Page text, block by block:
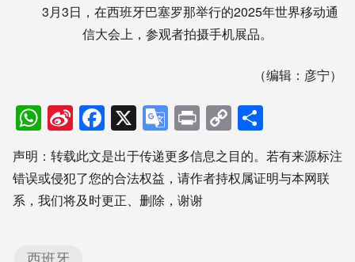
3月3日，在西班牙巴塞罗那举行的2025年世界移动通
信大会上，参观者拍摄手机展品。
（编辑：彦宁）
WhatsApp
Sina
Weibo
Facebook
X Google
Translate
PrintCopy
Link享
声明：转载此文是出于传递更多信息之目的。若有来源标注
错误或侵犯了您的合法权益，请作者持权属证明与本网联
系，我们将及时更正、删除，谢谢
西班牙